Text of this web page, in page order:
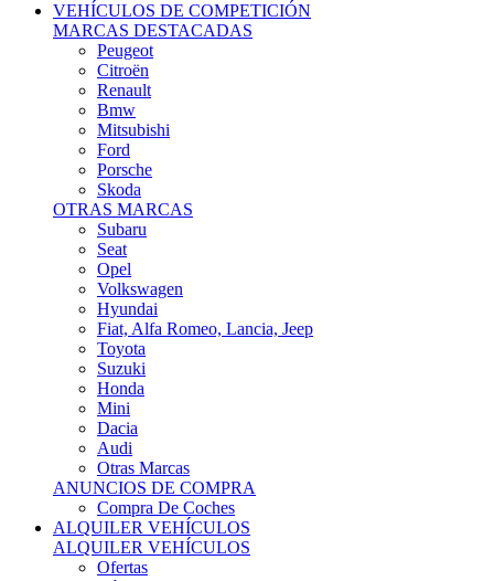
VEHÍCULOS DE COMPETICIÓN
MARCAS DESTACADAS
Peugeot
Citroën
Renault
Bmw
Mitsubishi
Ford
Porsche
Skoda
OTRAS MARCAS
Subaru
Seat
Opel
Volkswagen
Hyundai
Fiat, Alfa Romeo, Lancia, Jeep
Toyota
Suzuki
Honda
Mini
Dacia
Audi
Otras Marcas
ANUNCIOS DE COMPRA
Compra De Coches
ALQUILER VEHÍCULOS
ALQUILER VEHÍCULOS
Ofertas